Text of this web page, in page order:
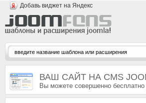
Добавь виджет на Яндекс
ВАШ САЙТ НА CMS
Вы можете совершенно